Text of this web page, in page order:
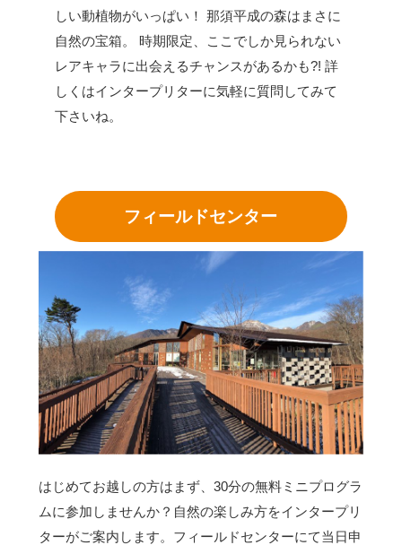
しい動植物がいっぱい！ 那須平成の森はまさに
自然の宝箱。
時期限定、ここでしか見られない
レアキャラに出会えるチャンスがあるかも?! 詳
しくはインタープリターに気軽に質問してみて
下さいね。
フィールドセンター
はじめてお越しの方はまず、30分の無料ミニプログラ
ムに参加しませんか？自然の楽しみ方をインタープリ
ターがご案内します。フィールドセンターにて当日申